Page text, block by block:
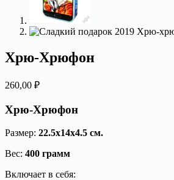
Хрю-Хрюфон
260,00 ₽
Хрю-Хрюфон
Размер: 22.5х14х4.5 см.
Вес: 400 грамм
Включает в себя: